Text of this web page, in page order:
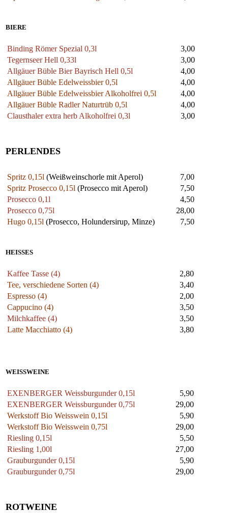
BIERE
Binding Römer Spezial 0,3l
3,00
Tegernseer Hell 0,33l
3,00
Allgäuer Büble Bier Bayrisch Hell 0,5l
4,00
Allgäuer Büble Edelweissbier 0,5l
4,00
Allgäuer Büble Edelweissbier Alkoholfrei 0,5l
4,00
Allgäuer Büble Radler Naturtrüb 0,5l
4,00
Clausthaler extra herb Alkoholfrei 0,3l
3,00
PERLENDES
Spritz 0,15l (Weißweinschorle mit Aperol)
7,00
Spritz Prosecco 0,15l (Prosecco mit Aperol)
7,50
Prosecco 0,1l
4,50
Prosecco 0,75l
28,00
Hugo 0,15l (Prosecco, Holundersirup, Minze) 7,50
HEISSES
Kaffee Tasse (4)
2,80
Tee, verschiedene Sorten (4)
3,40
Espresso (4)
2,00
Cappucino (4)
3,50
Milchkaffee (4)
3,50
Latte Macchiatto (4)
3,80
WEISSWEINE
EXENBERGER Weissburgunder 0,15l
5,90
EXENBERGER Weissburgunder 0,75l
29,00
Werkstoff Bio Weisswein 0,15l
5,90
Werkstoff Bio Weisswein 0,75l
29,00
Riesling 0,15l
5,50
Riesling 1,00l
27,00
Grauburgunder 0,15l
5,90
Grauburgunder 0,75l
29,00
ROTWEINE